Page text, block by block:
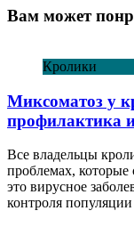
Вам может
Кролики
Миксоматоз у
профилактика
Все владельцы
проблемах, которые
это вирусное
контроля